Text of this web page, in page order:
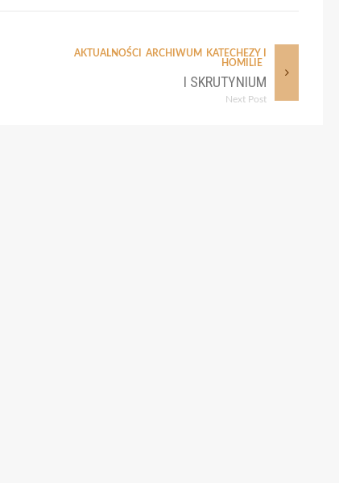
AKTUALNOŚCI ARCHIWUM
KATECHEZY I
HOMILIE
I SKRUTYNIUM
Next Post